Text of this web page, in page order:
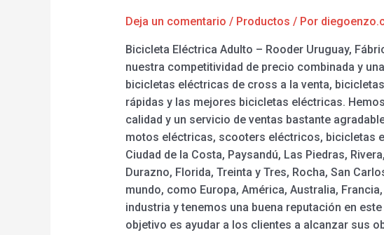
Deja un comentario / Productos / Por
Bicicleta Eléctrica Adulto – Rooder Uruguay,
nuestra competitividad de precio combinada y
bicicletas eléctricas de cross a la venta,
rápidas y las mejores bicicletas eléctricas.
calidad y un servicio de ventas bastante
motos eléctricas, scooters eléctricos, bicicletas
Ciudad de la Costa, Paysandú, Las Piedras,
Durazno, Florida, Treinta y Tres, Rocha, San
mundo, como Europa, América, Australia,
industria y tenemos una buena reputación en
objetivo es ayudar a los clientes a alcanzar sus